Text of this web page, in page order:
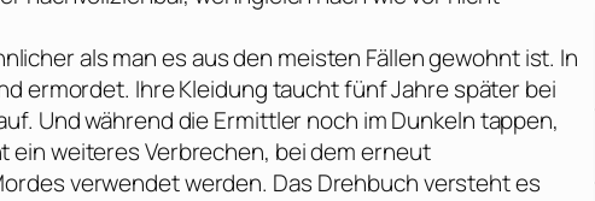
als man es aus den meisten Fällen gewohnt ist. In
ermordet. Ihre Kleidung taucht fünf Jahre später bei
Und während die Ermittler noch im Dunkeln tappen,
weiteres Verbrechen, bei dem erneut
verwendet werden. Das Drehbuch versteht es